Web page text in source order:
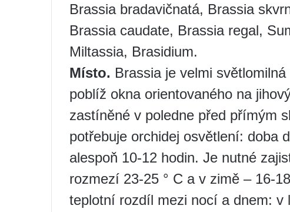
Brassia bradavičnatá, Brassia
Brassia caudate, Brassia regal,
Miltassia, Brasidium.
Místo. Brassia je velmi
poblíž okna orientovaného na
zastíněné v poledne před přímým
potřebuje orchidej osvětlení: doba
alespoň 10-12 hodin. Je nutné
rozmezí 23-25 ​​° C a v zimě – 16-
teplotní rozdíl mezi nocí a dnem: v